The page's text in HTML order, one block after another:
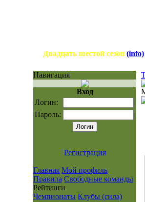
Двадцать шестой сезон (info)
Навигация
Вход
Логин:
Пароль:
Регистрация
Главная Мой профиль
Правила Свободные команды
Рейтинги
Чемпионаты Клубы (сила)